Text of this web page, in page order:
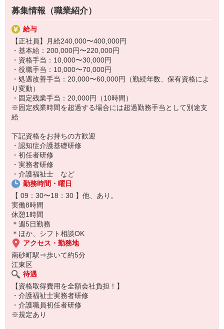
掃業務など。
福祉業界初めての方でも安心↓↓
充実した研修制度・先輩スタッフのサポート有◎
●送迎業務は…
・AT限定可
・施設近隣のみの送迎
・軽/普通/ハイエースなど経験により選択可
運転が苦手な方も安心♪
不安がある方は気軽にご相談ください◎
募集情報（職業紹介）
給与
【正社員】月給240,000〜400,000円
・基本給：200,000円〜220,000円
・資格手当：10,000〜30,000円
・役職手当：10,000〜70,000円
・処遇改善手当：20,000〜60,000円（勤続年数、保有資格によ
り変動）
・固定残業手当：20,000円（10時間）
※固定残業時間を超過する場合には超過勤務手当として別途支
給
下記資格をお持ちの方歓迎
・認知症介護基礎研修
・初任者研修
・実務者研修
・介護福祉士 など
勤務時間・曜日
【 09：30〜18：30 】他、あり。
実働8時間
休憩1時間
＊週5日勤務
＊ほか、シフト相談OK
アクセス・勤務地
南砂町駅⇒歩いて約5分
江東区
待遇
【資格取得費用を全額会社負担！】
・介護福祉士実務者研修
・介護職員初任者研修
※規定あり